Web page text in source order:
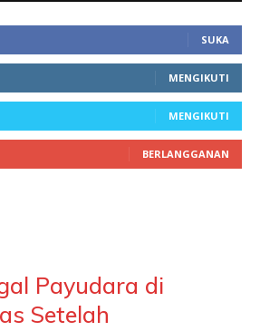
SUKA
MENGIKUTI
MENGIKUTI
BERLANGGANAN